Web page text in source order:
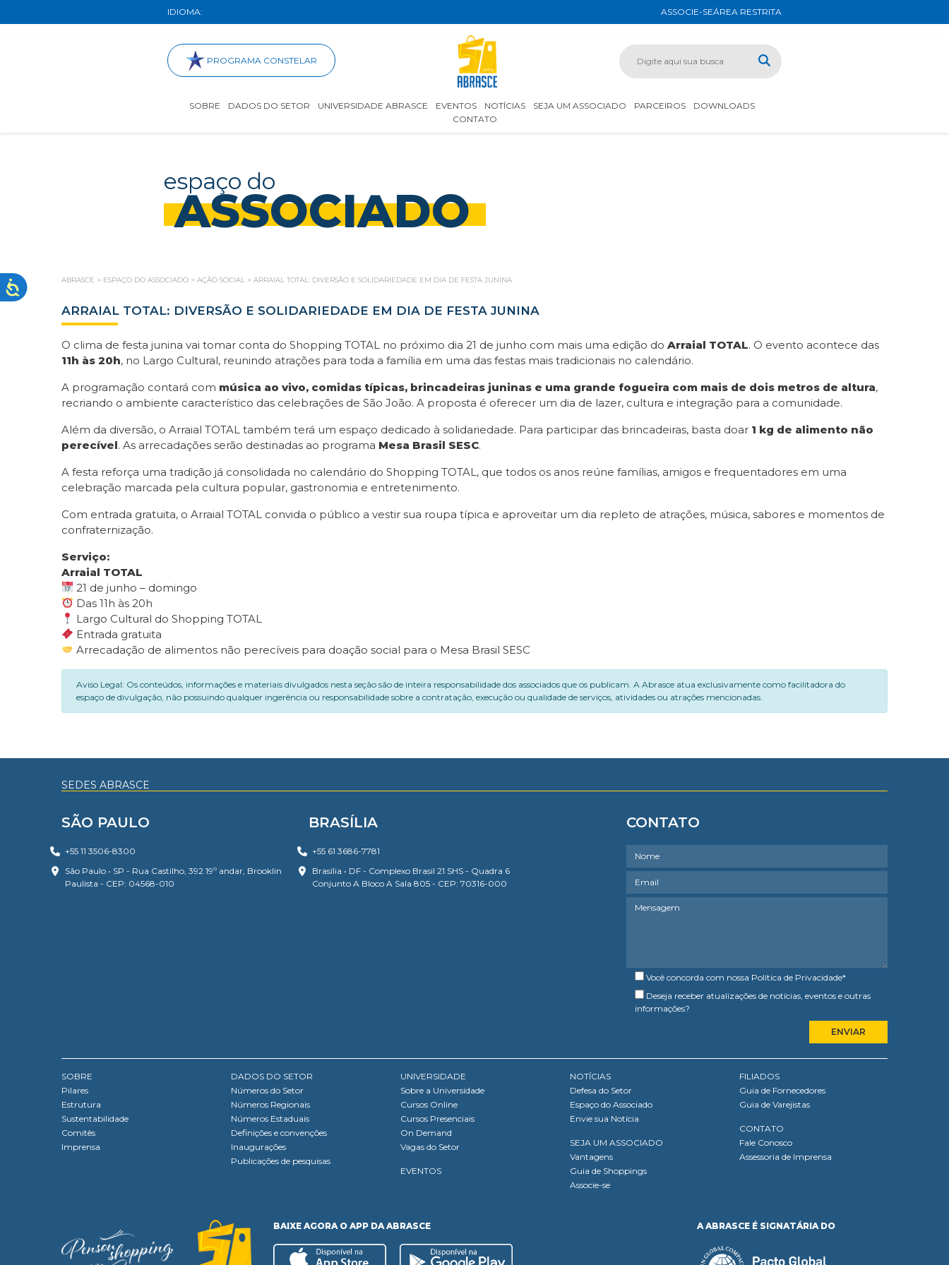
IDIOMA: ASSOCIE-SEÁREA RESTRITA
PROGRAMA CONSTELAR
SOBRE DADOS DO SETOR UNIVERSIDADE ABRASCE EVENTOS NOTÍCIAS SEJA UM ASSOCIADO PARCEIROS
DOWNLOADS
CONTATO
espaço do
ASSOCIADO
ABRASCE > ESPAÇO DO ASSOCIADO > AÇÃO SOCIAL > ARRAIAL TOTAL: DIVERSÃO E SOLIDARIEDADE EM DIA DE FESTA JUNINA
ARRAIAL TOTAL: DIVERSÃO E SOLIDARIEDADE EM DIA DE FESTA JUNINA
O clima de festa junina vai tomar conta do Shopping TOTAL no próximo dia 21 de junho com mais uma edição do Arraial TOTAL. O evento acontece das
11h às 20h, no Largo Cultural, reunindo atrações para toda a família em uma das festas mais tradicionais no calendário.
A programação contará com música ao vivo, comidas típicas, brincadeiras juninas e uma grande fogueira com mais de dois metros de altura,
recriando o ambiente característico das celebrações de São João. A proposta é oferecer um dia de lazer, cultura e integração para a comunidade.
Além da diversão, o Arraial TOTAL também terá um espaço dedicado à solidariedade. Para participar das brincadeiras, basta doar 1 kg de alimento não
perecível. As arrecadações serão destinadas ao programa Mesa Brasil SESC.
A festa reforça uma tradição já consolidada no calendário do Shopping TOTAL, que todos os anos reúne famílias, amigos e frequentadores em uma
celebração marcada pela cultura popular, gastronomia e entretenimento.
Com entrada gratuita, o Arraial TOTAL convida o público a vestir sua roupa típica e aproveitar um dia repleto de atrações, música, sabores e momentos de
confraternização.
Serviço:
Arraial TOTAL
21 de junho – domingo
Das 11h às 20h
Largo Cultural do Shopping TOTAL
Entrada gratuita
Arrecadação de alimentos não perecíveis para doação social para o Mesa Brasil SESC
Aviso Legal: Os conteúdos, informações e materiais divulgados nesta seção são de inteira responsabilidade dos associados que os publicam. A Abrasce atua exclusivamente como facilitadora do
espaço de divulgação, não possuindo qualquer ingerência ou responsabilidade sobre a contratação, execução ou qualidade de serviços, atividades ou atrações mencionadas.
SEDES ABRASCE
SÃO PAULO
+55 11 3506-8300
São Paulo • SP - Rua Castilho, 392 19º andar, Brooklin
Paulista - CEP: 04568-010
BRASÍLIA
+55 61 3686-7781
Brasília • DF - Complexo Brasil 21 SHS - Quadra 6
Conjunto A Bloco A Sala 805 - CEP: 70316-000
CONTATO
Você concorda com nossa Política de Privacidade*
Deseja receber atualizações de notícias, eventos e outras
informações?
SOBRE
Pilares
Estrutura
Sustentabilidade
Comitês
Imprensa
DADOS DO SETOR
Números do Setor
Números Regionais
Números Estaduais
Definições e convenções
Inaugurações
Publicações de pesquisas
UNIVERSIDADE
Sobre a Universidade
Cursos Online
Cursos Presenciais
On Demand
Vagas do Setor
EVENTOS
NOTÍCIAS
Defesa do Setor
Espaço do Associado
Envie sua Notícia
SEJA UM ASSOCIADO
Vantagens
Guia de Shoppings
Associe-se
FILIADOS
Guia de Fornecedores
Guia de Varejistas
CONTATO
Fale Conosco
Assessoria de Imprensa
BAIXE AGORA O APP DA ABRASCE A ABRASCE É SIGNATÁRIA DO